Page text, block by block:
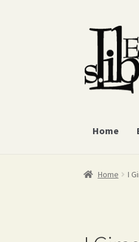
Vai
alla
navigazione
Vai
contenuto
Home
Home I